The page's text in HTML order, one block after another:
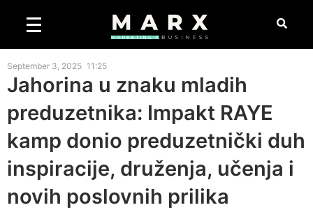
September 3, 2025 11:25
Jahorina u znaku mladih
preduzetnika: Impakt RAYE
kamp donio preduzetnički duh
inspiracije, druženja, učenja i
novih poslovnih prilika